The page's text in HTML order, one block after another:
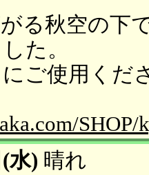
る秋空の下
た。
ご使用くだ
SHOP/
水) 晴れ